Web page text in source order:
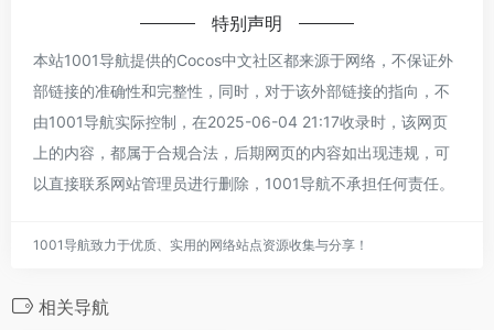
特别声明
本站1001导航提供的Cocos中文社区都来源于网络，不保证外
部链接的准确性和完整性，同时，对于该外部链接的指向，不
由1001导航实际控制，在2025-06-04 21:17收录时，该网页
上的内容，都属于合规合法，后期网页的内容如出现违规，可
以直接联系网站管理员进行删除，1001导航不承担任何责任。
1001导航致力于优质、实用的网络站点资源收集与分享！
相关导航